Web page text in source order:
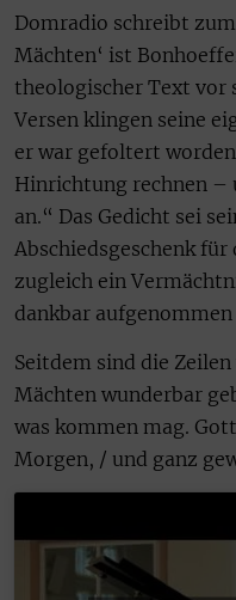
Domradio schreibt
Mächten‘ ist
theologischer Text vor
Versen klingen seine
er war gefoltert
Hinrichtung rechnen –
an.“ Das Gedicht sei
Abschiedsgeschenk
zugleich ein
dankbar
Seitdem sind die
Mächten wunderbar
was kommen mag.
Morgen, / und ganz